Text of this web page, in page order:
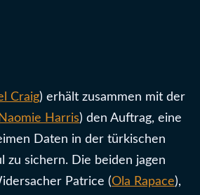
Craig) erhält zusammen mit der
Naomie Harris) den Auftrag, eine
Daten in der türkischen
zu sichern. Die beiden jagen
Patrice (Ola Rapace),